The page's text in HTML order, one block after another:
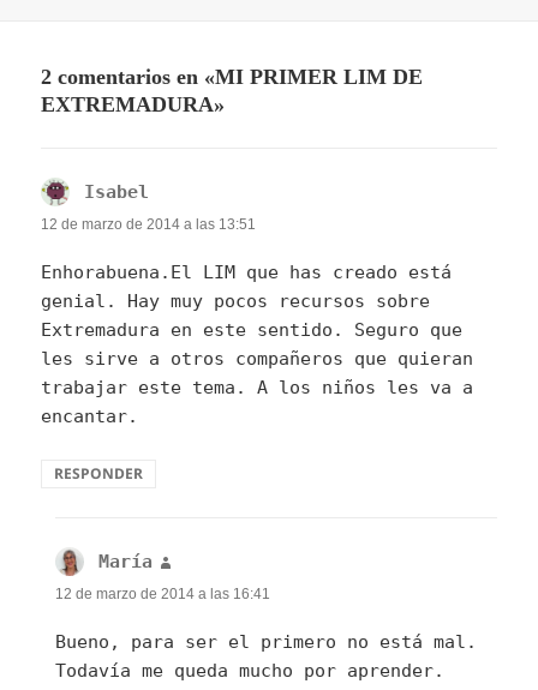
2 comentarios en «MI PRIMER LIM DE
EXTREMADURA»
Isabel
12 de marzo de 2014 a las 13:51
Enhorabuena.El LIM que has creado está
genial. Hay muy pocos recursos sobre
Extremadura en este sentido. Seguro que
les sirve a otros compañeros que quieran
trabajar este tema. A los niños les va a
encantar.
RESPONDER
María
12 de marzo de 2014 a las 16:41
Bueno, para ser el primero no está mal.
Todavía me queda mucho por aprender.